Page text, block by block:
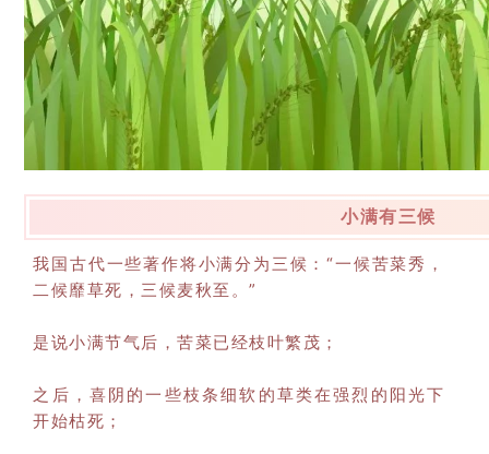
小满有三候
我国古代一些著作将小满分为三候：“一候苦菜秀，
二候靡草死，三候麦秋至。”
是说小满节气后，苦菜已经枝叶繁茂；
之后，喜阴的一些枝条细软的草类在强烈的阳光下
开始枯死；